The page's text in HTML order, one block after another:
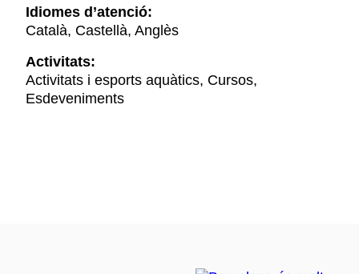
Idiomes d’atenció:
Català, Castellà, Anglès
Activitats:
Activitats i esports aquàtics, Cursos,
Esdeveniments